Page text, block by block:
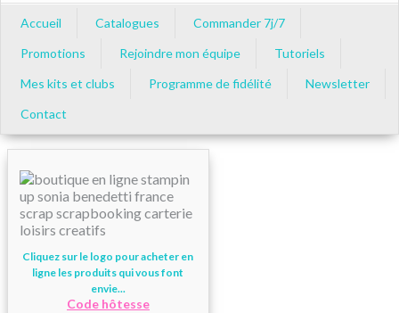
Accueil Catalogues
Commander 7j/7
Promotions
Rejoindre mon équipe
Tutoriels
Mes kits et clubs
Programme de fidélité
Newsletter
Contact
Cliquez sur le logo pour acheter en
ligne les produits qui vous font
envie...
Code hôtesse